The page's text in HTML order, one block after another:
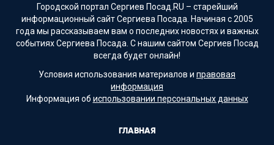
Городской портал Сергиев Посад.RU – старейший
информационный сайт Сергиева Посада. Начиная с 2005
года мы рассказываем вам о последних новостях и важных
событиях Сергиева Посада. С нашим сайтом Сергиев Посад
всегда будет онлайн!
Условия использования материалов и правовая
информация
Информация об использовании персональных данных
ГЛАВНАЯ